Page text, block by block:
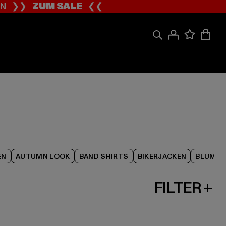
❯❯ZUM SALE❮❮
AUTUMN LOOK BAND SHIRTS BIKERJACKEN
FILTER